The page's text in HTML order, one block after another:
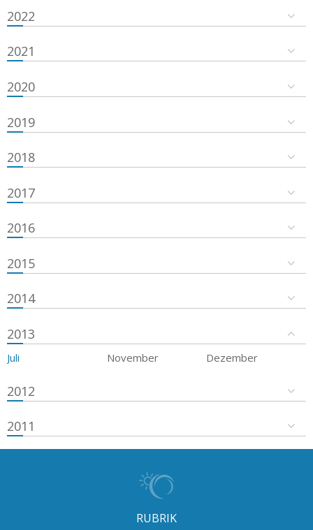
2022
2021
2020
2019
2018
2017
2016
2015
2014
2013
Juli November Dezember
2012
2011
RUBRIK